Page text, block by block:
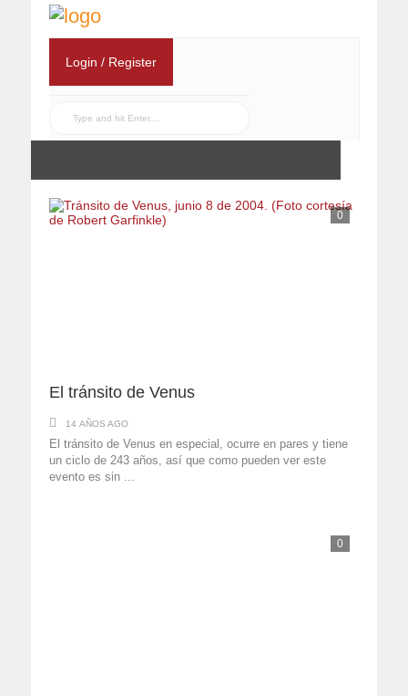
Login / Register
0
El tránsito de Venus
14 AÑOS AGO
El tránsito de Venus en especial, ocurre en pares y tiene
un ciclo de 243 años, así que como pueden ver este
evento es sin ...
0